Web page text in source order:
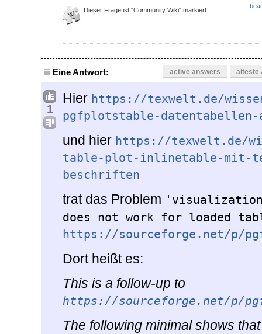
Dieser Frage ist "Community Wiki" markiert.
Eine Antwort: active answers älteste
1
Hier https://texwelt.de/
pgfplotstable-datentabellen-
und hier https://texwelt.de/
table-plot-inlinetable-mit-
beschriften
trat das Problem 'visualization
does not work for loaded
https://sourceforge.net/p/
Dort heißt es:
This is a follow-up to
https://sourceforge.net/p/
The following minimal shows